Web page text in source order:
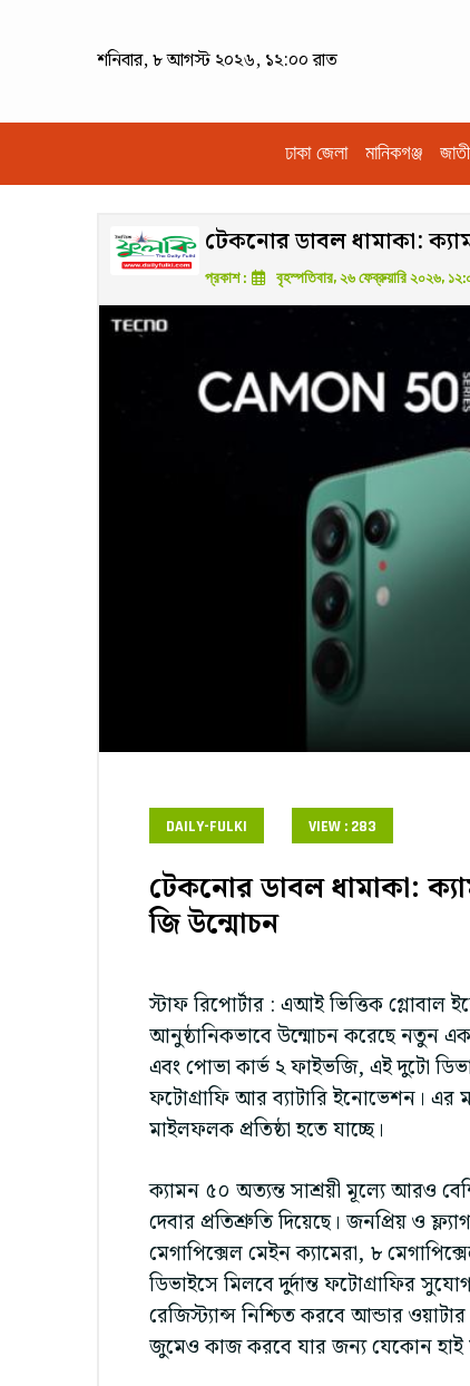
শনিবার, ৮ আগস্ট ২০২৬, ১২:০০ রাত
ঢাকা জেলা মানিকগঞ্জ
টেকনোর ডাবল ধামাকা:
প্রকাশ : বৃহস্পতিবার, ২৬ ফেব্রুয়ারি ২০২৬,
DAILY-FULKI VIEW : 283
টেকনোর ডাবল ধামাকা:
জি উন্মোচন
স্টাফ রিপোর্টার : এআই ভিত্তিক গ্লোবাল
আনুষ্ঠানিকভাবে উন্মোচন করেছে নতুন
এবং পোভা কার্ভ ২ ফাইভজি, এই দুটো
ফটোগ্রাফি আর ব্যাটারি ইনোভেশন। এর
মাইলফলক প্রতিষ্ঠা হতে যাচ্ছে।
ক্যামন ৫০ অত্যন্ত সাশ্রয়ী মূল্যে আরও
দেবার প্রতিশ্রুতি দিয়েছে। জনপ্রিয় ও
মেগাপিক্সেল মেইন ক্যামেরা, ৮
ডিভাইসে মিলবে দুর্দান্ত ফটোগ্রাফির
রেজিস্ট্যান্স নিশ্চিত করবে আন্ডার
জুমেও কাজ করবে যার জন্য যেকোন হাই